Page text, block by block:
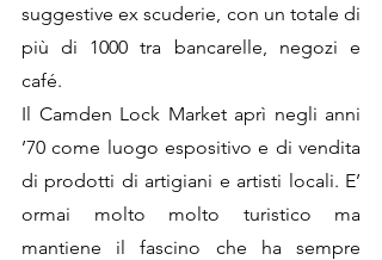
suggestive ex scuderie, con un totale di
più di 1000 tra bancarelle, negozi e
café.
Il Camden Lock Market aprì negli anni
’70 come luogo espositivo e di vendita
di prodotti di artigiani e artisti locali. E’
ormai molto molto turistico ma
mantiene il fascino che ha sempre